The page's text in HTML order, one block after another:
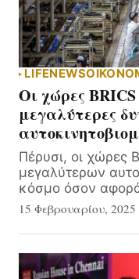
LIFENEWS
Οι χώρες BRICS
μεγαλύτερες
Πέρυσι, οι χώρες
μεγαλύτερων
κόσμο όσον
15 Φεβρουαρίου, 2025